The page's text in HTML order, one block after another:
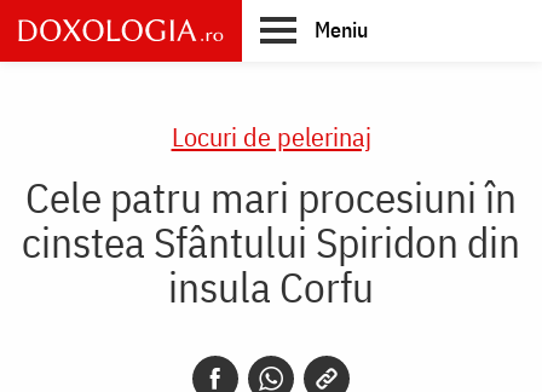
Skip
to
main
Meniu
Locuri de pelerinaj
Cele patru mari procesiuni în
cinstea Sfântului Spiridon din
insula Corfu